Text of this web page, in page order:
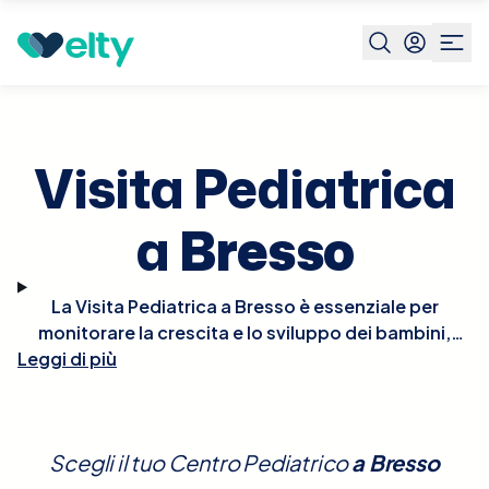
Prenota visita
Visita Pediatrica
a Bresso
La Visita Pediatrica a Bresso è essenziale per
monitorare la crescita e lo sviluppo dei bambini,
nonché per la prevenzione e il trattamento di
neurologico e comportamentale, e del benessere
Leggi di più
Scegli il tuo Centro Pediatricoa Bresso